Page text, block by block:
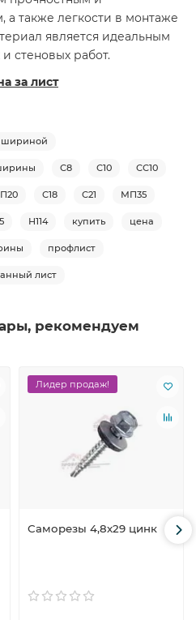
а также легкости в монтаже
является идеальным
стеновых работ.
за лист
шириной
С8 С10 СС10
С18 С21 МП35
Н114 купить цена
профлист
лист
рекомендуем
Лидер продаж!
Саморезы 4,8х29 цинк